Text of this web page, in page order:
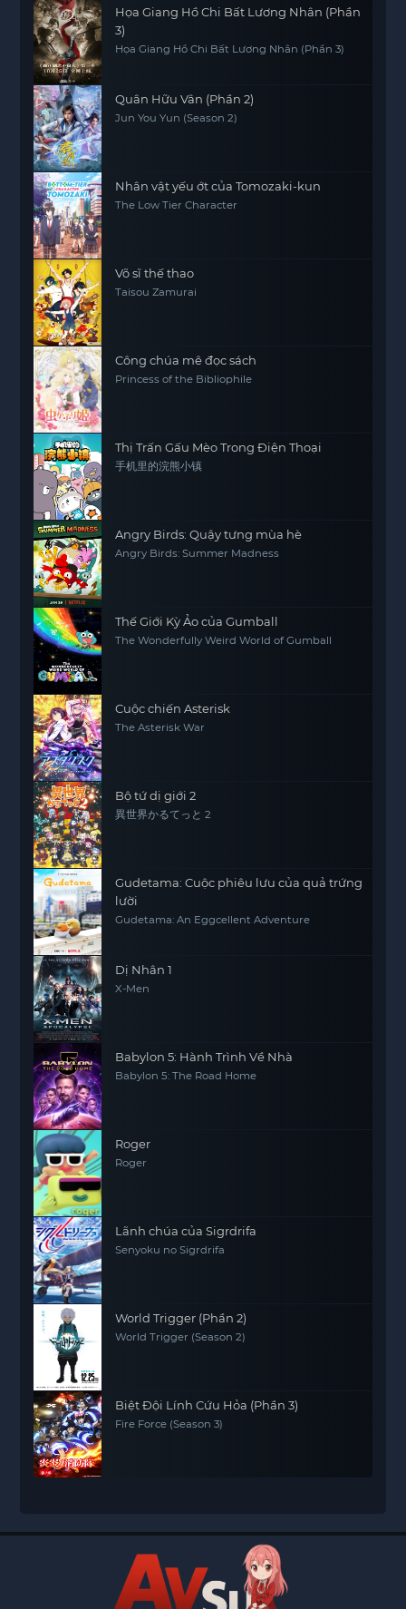
Họa Giang Hồ Chi Bất Lương Nhân (Phần
3)
Họa Giang Hồ Chi Bất Lương Nhân (Phần 3)
Quân Hữu Vân (Phần 2)
Jun You Yun (Season 2)
Nhân vật yếu ớt của Tomozaki-kun
The Low Tier Character
Võ sĩ thế thao
Taisou Zamurai
Công chúa mê đọc sách
Princess of the Bibliophile
Thị Trấn Gấu Mèo Trong Điện Thoại
手机里的浣熊小镇
Angry Birds: Quậy tưng mùa hè
Angry Birds: Summer Madness
Thế Giới Kỳ Ảo của Gumball
The Wonderfully Weird World of Gumball
Cuộc chiến Asterisk
The Asterisk War
Bộ tứ dị giới 2
異世界かるてっと 2
Gudetama: Cuộc phiêu lưu của quả trứng
lười
Gudetama: An Eggcellent Adventure
Dị Nhân 1
X-Men
Babylon 5: Hành Trình Về Nhà
Babylon 5: The Road Home
Roger
Roger
Lãnh chúa của Sigrdrifa
Senyoku no Sigrdrifa
World Trigger (Phần 2)
World Trigger (Season 2)
Biệt Đội Lính Cứu Hỏa (Phần 3)
Fire Force (Season 3)